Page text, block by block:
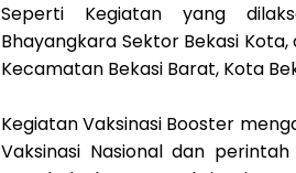
Seperti Kegiatan yang
Bhayangkara Sektor Bekasi
Kecamatan Bekasi Barat, Kota
Kegiatan Vaksinasi Booster
Vaksinasi Nasional dan